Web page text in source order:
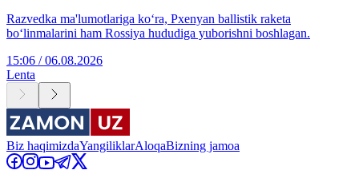
Razvedka ma'lumotlariga ko‘ra, Pxenyan ballistik raketa
bo‘linmalarini ham Rossiya hududiga yuborishni boshlagan.
15:06 / 06.08.2026
Lenta
Biz haqimizdaYangiliklarAloqaBizning jamoa